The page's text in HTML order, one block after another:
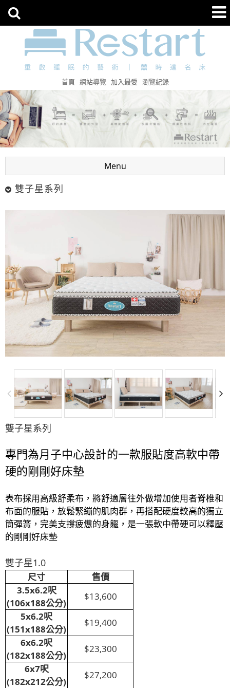
首頁 網站導覽 加入最愛 瀏覽紀錄
Menu
雙子星系列
雙子星系列
專門為月子中心設計的一款服貼度高軟中帶
硬的剛剛好床墊
表布採用高級舒柔布，將舒適層往外做增加使用者脊椎和
布面的服貼，放鬆緊繃的肌肉群，再搭配硬度較高的獨立
筒彈簧，完美支撐疲憊的身軀，是一張軟中帶硬可以釋壓
的剛剛好床墊
雙子星1.0
尺寸
售價
3.5x6.2呎
(106x188公分)
$13,600
5x6.2呎
(151x188公分)
$19,400
6x6.2呎
(182x188公分)
$23,300
6x7呎
(182x212公分)
$27,200